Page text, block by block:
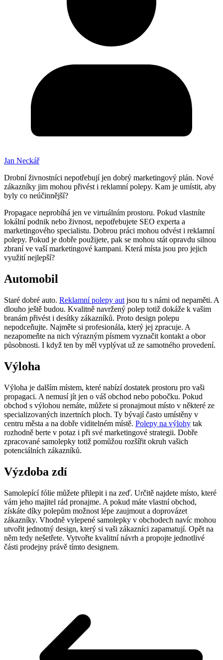
Jan Neckář
Drobní živnostníci nepotřebují jen dobrý marketingový plán. Nové
zákazníky jim mohou přivést i reklamní polepy. Kam je umístit, aby
byly co neúčinnější?
Propagace neprobíhá jen ve virtuálním prostoru. Pokud vlastníte
lokální podnik nebo živnost, nepotřebujete SEO experta a
marketingového specialistu. Dobrou práci mohou odvést i reklamní
polepy. Pokud je dobře použijete, pak se mohou stát opravdu silnou
zbraní ve vaší marketingové kampani. Která místa jsou pro jejich
využití nejlepší?
Automobil
Staré dobré auto. Reklamní polepy aut jsou tu s námi od nepaměti. A
dlouho ještě budou. Kvalitně navržený polep totiž dokáže k vašim
branám přivést i desítky zákazníků. Proto design polepu
nepodceňujte. Najměte si profesionála, který jej zpracuje. A
nezapomeňte na nich výrazným písmem vyznačit kontakt a obor
působnosti. I když ten by měl vyplývat už ze samotného provedení.
Výloha
Výloha je dalším místem, které nabízí dostatek prostoru pro vaši
propagaci. A nemusí jít jen o váš obchod nebo pobočku. Pokud
obchod s výlohou nemáte, můžete si pronajmout místo v některé ze
specializovaných inzertních ploch. Ty bývají často umístěny v
centru města a na dobře viditelném místě. Polepy na výlohy tak
rozhodně berte v potaz i při své marketingové strategii. Dobře
zpracované samolepky totiž pomůžou rozšířit okruh vašich
potenciálních zákazníků.
Výzdoba zdí
Samolepící fólie můžete přilepit i na zeď. Určitě najdete místo, které
vám jeho majitel rád pronajme. A pokud máte vlastní obchod,
získáte díky polepům možnost lépe zaujmout a doprovázet
zákazníky. Vhodně vylepené samolepky v obchodech navíc mohou
utvořit jednotný design, který si vaši zákazníci zapamatují. Opět na
něm tedy nešetřete. Vytvořte kvalitní návrh a propojte jednotlivé
části prodejny právě tímto designem.